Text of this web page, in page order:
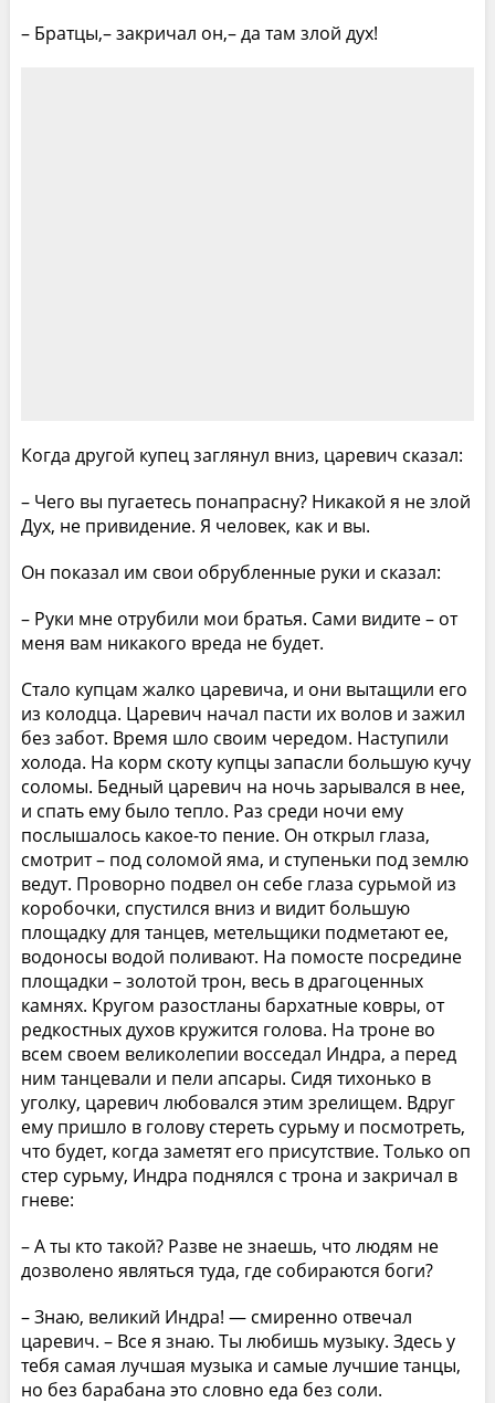
– Братцы,– закричал он,– да там злой дух!
Когда другой купец заглянул вниз, царевич сказал:
– Чего вы пугаетесь понапрасну? Никакой я не злой
Дух, не привидение. Я человек, как и вы.
Он показал им свои обрубленные руки и сказал:
– Руки мне отрубили мои братья. Сами видите – от
меня вам никакого вреда не будет.
Стало купцам жалко царевича, и они вытащили его
из колодца. Царевич начал пасти их волов и зажил
без забот. Время шло своим чередом. Наступили
холода. На корм скоту купцы запасли большую кучу
соломы. Бедный царевич на ночь зарывался в нее,
и спать ему было тепло. Раз среди ночи ему
послышалось какое-то пение. Он открыл глаза,
смотрит – под соломой яма, и ступеньки под землю
ведут. Проворно подвел он себе глаза сурьмой из
коробочки, спустился вниз и видит большую
площадку для танцев, метельщики подметают ее,
водоносы водой поливают. На помосте посредине
площадки – золотой трон, весь в драгоценных
камнях. Кругом разостланы бархатные ковры, от
редкостных духов кружится голова. На троне во
всем своем великолепии восседал Индра, а перед
ним танцевали и пели апсары. Сидя тихонько в
уголку, царевич любовался этим зрелищем. Вдруг
ему пришло в голову стереть сурьму и посмотреть,
что будет, когда заметят его присутствие. Только оп
стер сурьму, Индра поднялся с трона и закричал в
гневе:
– А ты кто такой? Разве не знаешь, что людям не
дозволено являться туда, где собираются боги?
– Знаю, великий Индра! — смиренно отвечал
царевич. – Все я знаю. Ты любишь музыку. Здесь у
тебя самая лучшая музыка и самые лучшие танцы,
но без барабана это словно еда без соли.